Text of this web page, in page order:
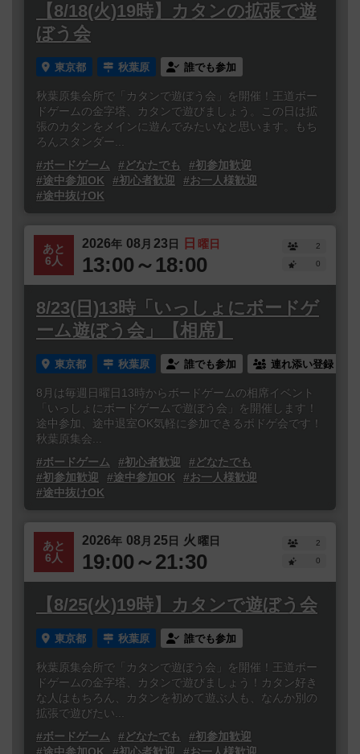
【8/18(火)19時】カタンの拡張で遊
ぼう会
東京都 秋葉原 誰でも参加
秋葉原集会所で「カタンで遊ぼう会」を開催！王道ボー
ドゲームの金字塔、カタンで遊びましょう。この日は拡
張のカタンをメインに遊んでみたいなと思います。もち
ろんスタンダー...
#ボードゲーム
#どなたでも
#初参加歓迎
#途中参加OK
#初心者歓迎
#お一人様歓迎
#途中抜けOK
あと
6人
2026年 08 月 23日 日 曜日
13:00～18:00
2
0
8/23(日)13時「いっしょにボードゲ
ーム遊ぼう会」【相席】
東京都 秋葉原 誰でも参加 連れ添い登録
8月は毎週日曜日13時からボードゲームの相席イベント
「いっしょにボードゲームで遊ぼう会」を開催します！
途中参加、途中退室OK気軽に参加できるボドゲ会です！
秋葉原集会...
#ボードゲーム
#初心者歓迎
#どなたでも
#初参加歓迎
#途中参加OK
#お一人様歓迎
#途中抜けOK
あと
6人
2026年 08 月 25日 火 曜日
19:00～21:30
2
0
【8/25(火)19時】カタンで遊ぼう会
東京都 秋葉原 誰でも参加
秋葉原集会所で「カタンで遊ぼう会」を開催！王道ボー
ドゲームの金字塔、カタンで遊びましょう！カタン好き
な人はもちろん、カタンを初めて遊ぶ人も、なんか別の
拡張で遊びたい...
#ボードゲーム
#どなたでも
#初参加歓迎